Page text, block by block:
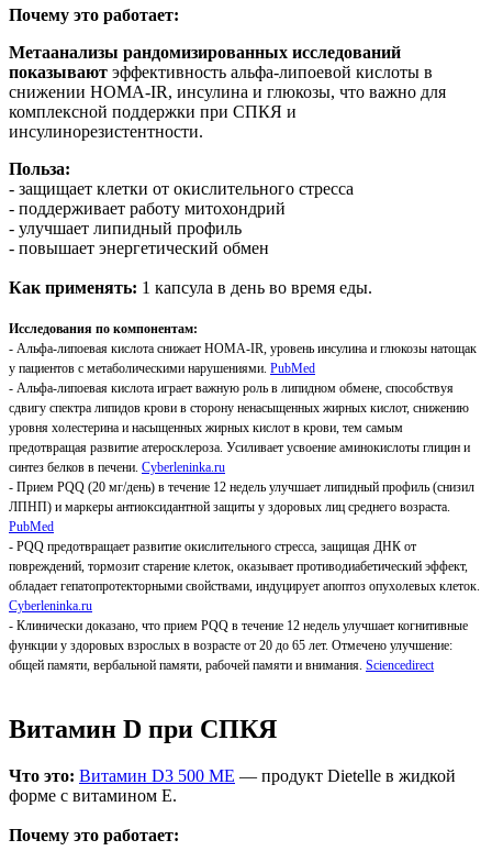
Почему это работает:
Метаанализы рандомизированных исследований
показывают эффективность альфа-липоевой кислоты в
снижении HOMA-IR, инсулина и глюкозы, что важно для
комплексной поддержки при СПКЯ и
инсулинорезистентности.
Польза:
- защищает клетки от окислительного стресса
- поддерживает работу митохондрий
- улучшает липидный профиль
- повышает энергетический обмен
Как применять: 1 капсула в день во время еды.
Исследования по компонентам:
- Альфа-липоевая кислота снижает HOMA-IR, уровень инсулина и глюкозы натощак
у пациентов с метаболическими нарушениями. PubMed
- Альфа-липоевая кислота играет важную роль в липидном обмене, способствуя
сдвигу спектра липидов крови в сторону ненасыщенных жирных кислот, снижению
уровня холестерина и насыщенных жирных кислот в крови, тем самым
предотвращая развитие атеросклероза. Усиливает усвоение аминокислоты глицин и
синтез белков в печени. Сyberleninka.ru
- Прием PQQ (20 мг/день) в течение 12 недель улучшает липидный профиль (снизил
ЛПНП) и маркеры антиоксидантной защиты у здоровых лиц среднего возраста.
PubMed
- PQQ предотвращает развитие окислительного стресса, защищая ДНК от
повреждений, тормозит старение клеток, оказывает противодиабетический эффект,
обладает гепатопротекторными свойствами, индуцирует апоптоз опухолевых клеток.
Сyberleninka.ru
- Клинически доказано, что прием PQQ в течение 12 недель улучшает когнитивные
функции у здоровых взрослых в возрасте от 20 до 65 лет. Отмечено улучшение:
общей памяти, вербальной памяти, рабочей памяти и внимания. Sciencedirect
Витамин D при СПКЯ
Что это: Витамин D3 500 МЕ — продукт Dietelle в жидкой
форме с витамином Е.
Почему это работает: